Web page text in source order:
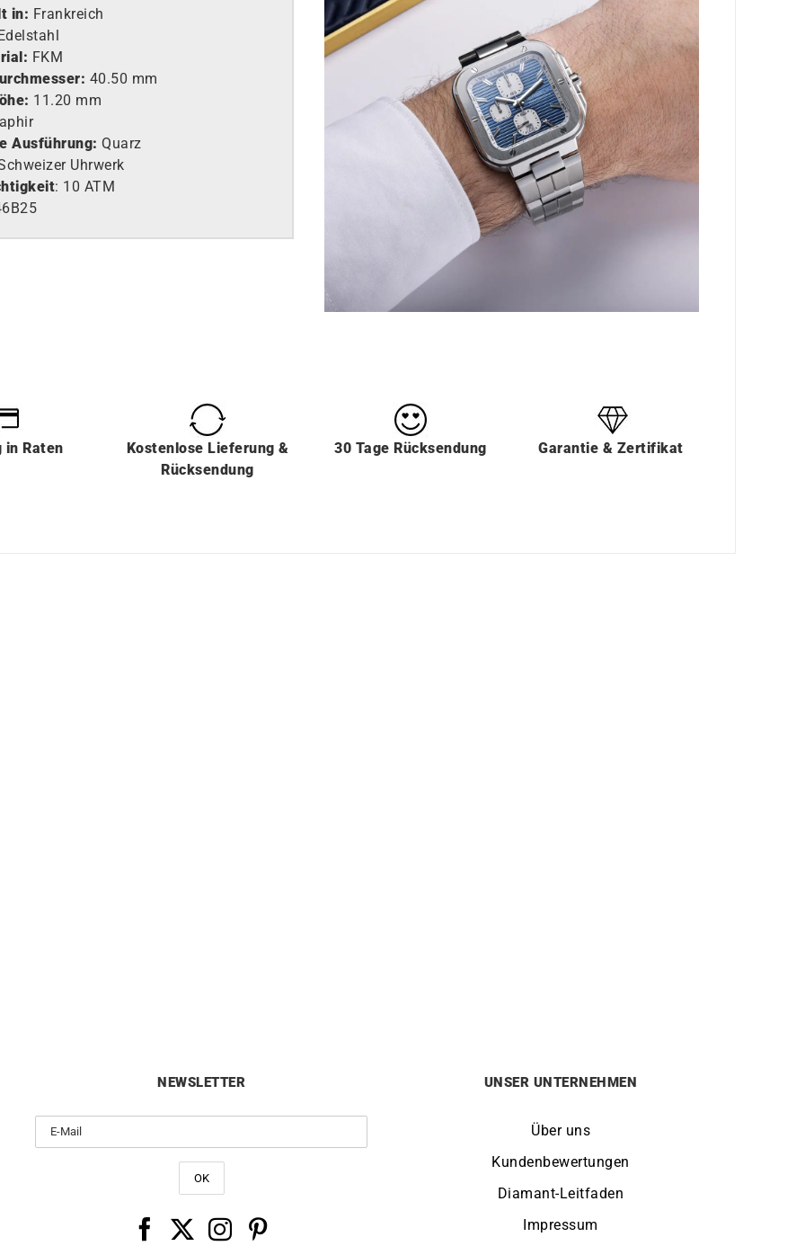
in: Frankreich
FKM
40.50 mm
11.20 mm
Ausführung: Quarz
Uhrwerk
: 10 ATM
inRaten
Kostenlose Lieferung &
Rücksendung
30 Tage Rücksendung Garantie & Zertifikat
NEWSLETTER UNSER UNTERNEHMEN
Über uns
Kundenbewertungen
Diamant-Leitfaden
Impressum